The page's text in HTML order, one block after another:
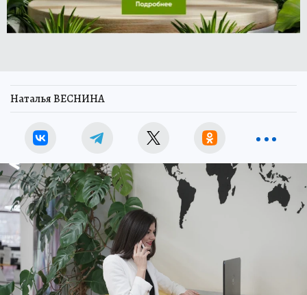
Наталья ВЕСНИНА